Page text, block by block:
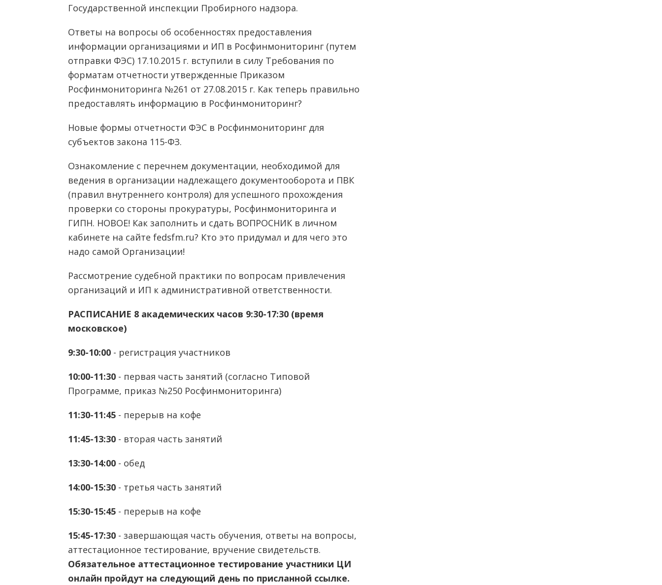
Государственной инспекции Пробирного надзора.
Ответы на вопросы об особенностях предоставления
информации организациями и ИП в Росфинмониторинг (путем
отправки ФЭС) 17.10.2015 г. вступили в силу Требования по
форматам отчетности утвержденные Приказом
Росфинмониторинга №261 от 27.08.2015 г. Как теперь правильно
предоставлять информацию в Росфинмониторинг?
Новые формы отчетности ФЭС в Росфинмониторинг для
субъектов закона 115-ФЗ.
Ознакомление с перечнем документации, необходимой для
ведения в организации надлежащего документооборота и ПВК
(правил внутреннего контроля) для успешного прохождения
проверки со стороны прокуратуры, Росфинмониторинга и
ГИПН. НОВОЕ! Как заполнить и сдать ВОПРОСНИК в личном
кабинете на сайте fedsfm.ru? Кто это придумал и для чего это
надо самой Организации!
Рассмотрение судебной практики по вопросам привлечения
организаций и ИП к административной ответственности.
РАСПИСАНИЕ 8 академических часов 9:30-17:30 (время
московское)
9:30-10:00 - регистрация участников
10:00-11:30 - первая часть занятий (согласно Типовой
Программе, приказ №250 Росфинмониторинга)
11:30-11:45 - перерыв на кофе
11:45-13:30 - вторая часть занятий
13:30-14:00 - обед
14:00-15:30 - третья часть занятий
15:30-15:45 - перерыв на кофе
15:45-17:30 - завершающая часть обучения, ответы на вопросы,
аттестационное тестирование, вручение свидетельств.
Обязательное аттестационное тестирование участники ЦИ
онлайн пройдут на следующий день по присланной ссылке.